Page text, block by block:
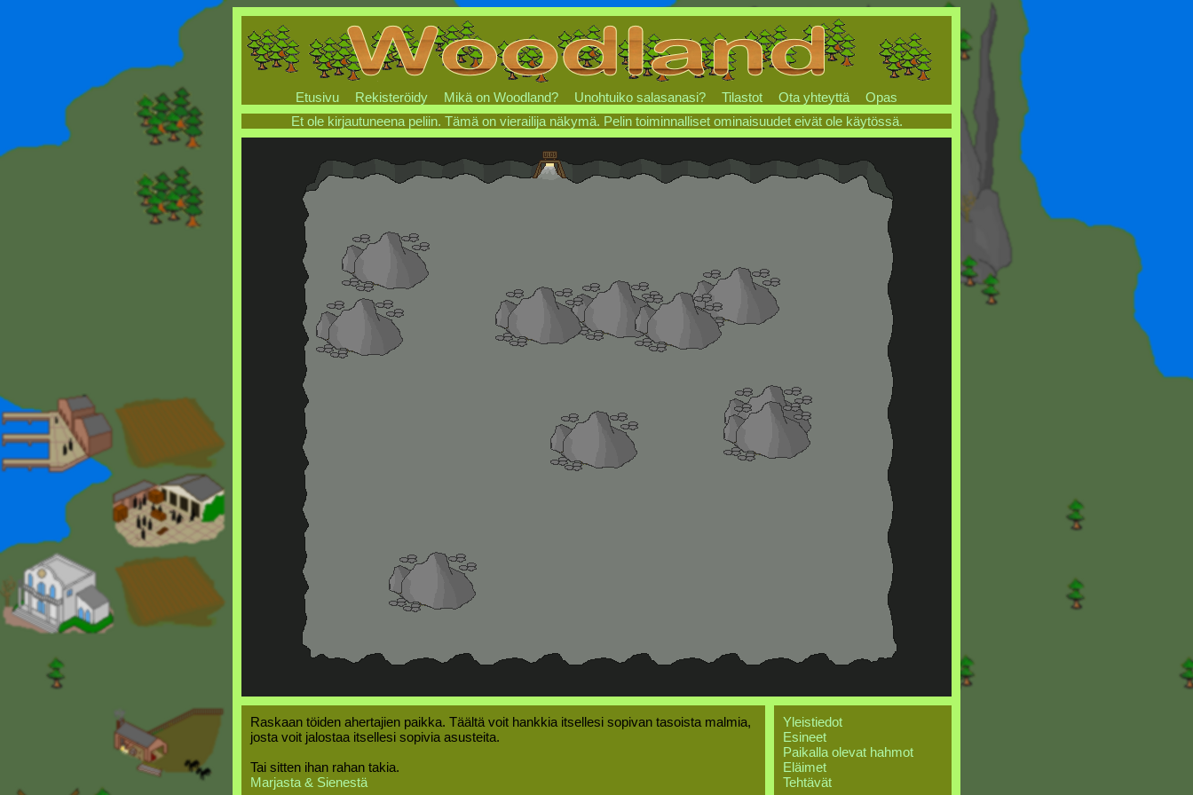
Etusivu Rekisteröidy Mikä on Woodland? Unohtuiko salasanasi? Tilastot Ota yhteyttä
Opas
Et ole kirjautuneena peliin. Tämä on vierailija näkymä. Pelin toiminnalliset ominaisuudet eivät ole käytössä.
Raskaan töiden ahertajien paikka. Täältä voit hankkia itsellesi sopivan tasoista malmia,
josta voit jalostaa itsellesi sopivia asusteita.
Tai sitten ihan rahan takia.
Marjasta & Sienestä
Yleistiedot
Esineet
Paikalla olevat hahmot
Eläimet
Tehtävät